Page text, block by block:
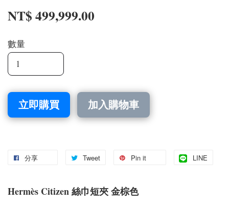
NT$ 499,999.00
數量
立即購買 加入購物車
分享 Tweet Pin it LINE
Hermès Citizen 絲巾短夾 金棕色